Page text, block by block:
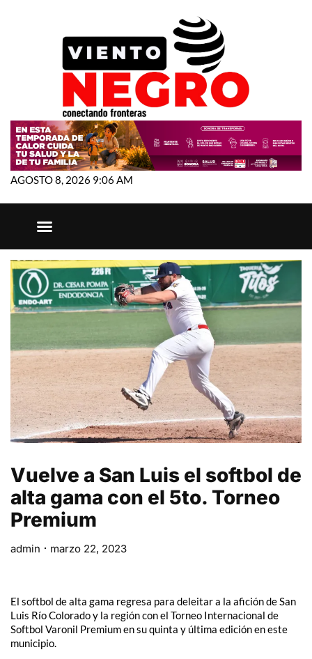
AGOSTO 8, 2026 9:06 AM
Vuelve a San Luis el softbol de
alta gama con el 5to. Torneo
Premium
admin marzo 22, 2023
El softbol de alta gama regresa para deleitar a la afición de San
Luis Río Colorado y la región con el Torneo Internacional de
Softbol Varonil Premium en su quinta y última edición en este
municipio.